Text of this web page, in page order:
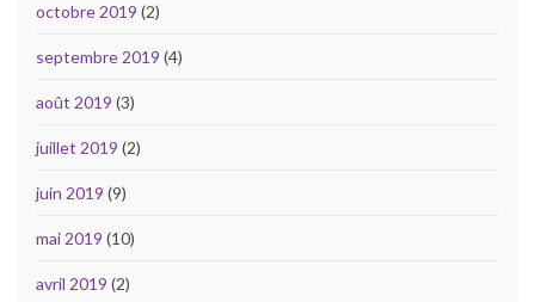
octobre 2019 (2)
septembre 2019 (4)
août 2019 (3)
juillet 2019 (2)
juin 2019 (9)
mai 2019 (10)
avril 2019 (2)